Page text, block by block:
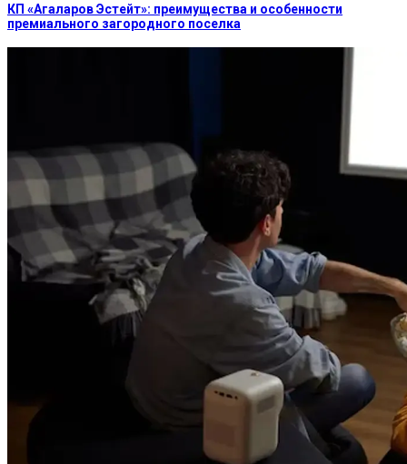
КП «Агаларов Эстейт»: преимущества и особенности
премиального загородного поселка